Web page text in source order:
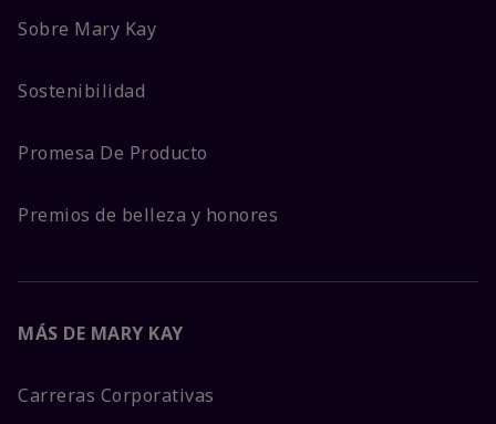
Sobre Mary Kay
Sostenibilidad
Promesa De Producto
Premios de belleza y honores
MÁS DE MARY KAY
Carreras Corporativas